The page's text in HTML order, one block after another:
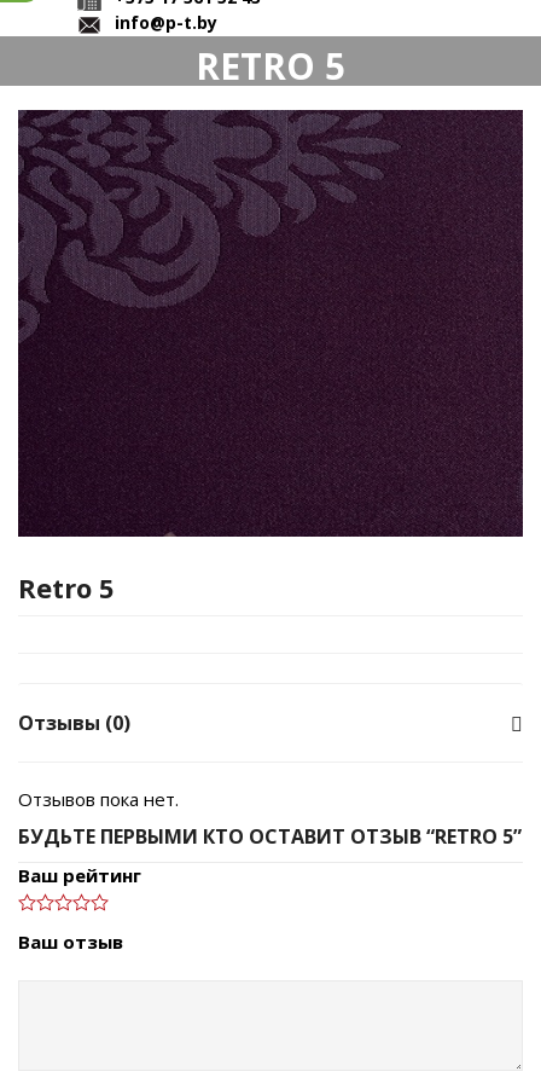
info@p-t.by
RETRO 5
Retro 5
Отзывы (0)
Отзывов пока нет.
БУДЬТЕ ПЕРВЫМИ КТО ОСТАВИТ ОТЗЫВ “RETRO 5”
Ваш рейтинг
Ваш отзыв